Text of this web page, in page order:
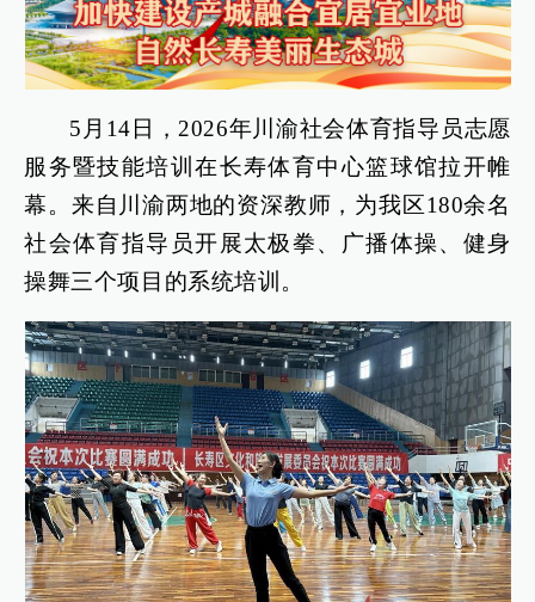
5月14日，2026年川渝社会体育指导员志愿
服务暨技能培训在长寿体育中心篮球馆拉开帷
幕。来自川渝两地的资深教师，为我区180余名
社会体育指导员开展太极拳、广播体操、健身
操舞三个项目的系统培训。